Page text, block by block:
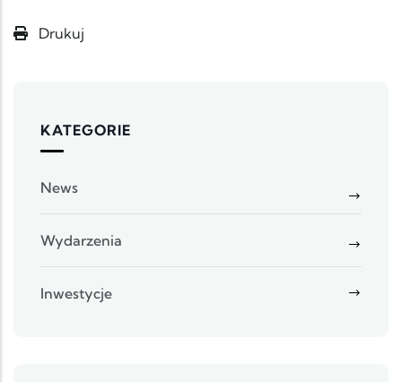
Drukuj
KATEGORIE
News
Wydarzenia
Inwestycje